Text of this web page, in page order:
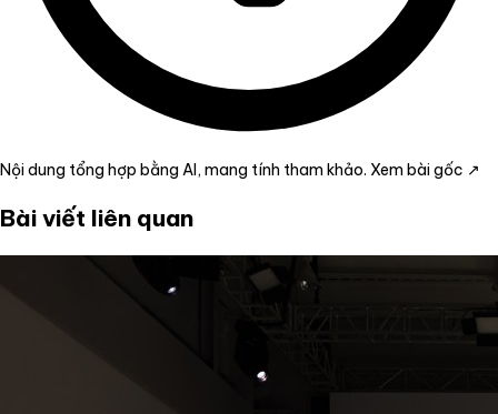
Nội dung tổng hợp bằng AI, mang tính tham khảo. Xem bài gốc ↗
Bài viết liên quan